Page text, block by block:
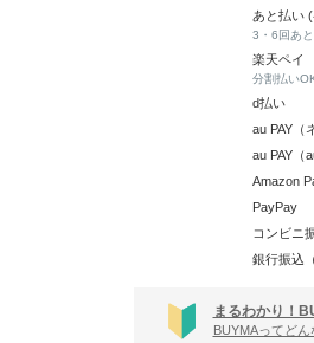
あと払い
3・6回あ
楽天ペイ
分割払い
d払い
au PAY（
au PAY（
Amazon
PayPay
コンビニ
銀行振込
まるわかり！
BUYMAってど